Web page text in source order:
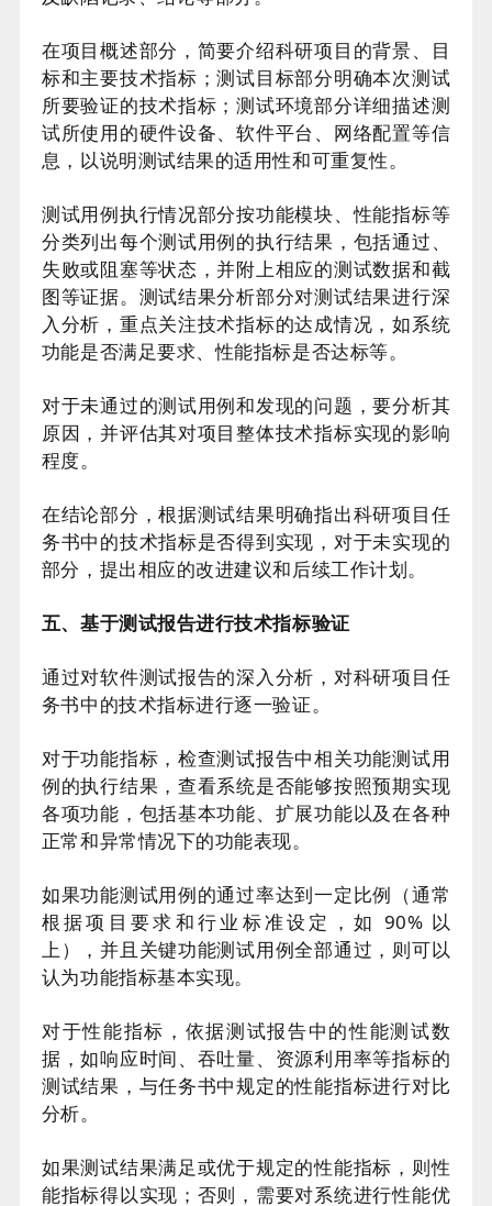
在项目概述部分，简要介绍科研项目的背景、目
标和主要技术指标；测试目标部分明确本次测试
所要验证的技术指标；测试环境部分详细描述测
试所使用的硬件设备、软件平台、网络配置等信
息，以说明测试结果的适用性和可重复性。
测试用例执行情况部分按功能模块、性能指标等
分类列出每个测试用例的执行结果，包括通过、
失败或阻塞等状态，并附上相应的测试数据和截
图等证据。测试结果分析部分对测试结果进行深
入分析，重点关注技术指标的达成情况，如系统
功能是否满足要求、性能指标是否达标等。
对于未通过的测试用例和发现的问题，要分析其
原因，并评估其对项目整体技术指标实现的影响
程度。
在结论部分，根据测试结果明确指出科研项目任
务书中的技术指标是否得到实现，对于未实现的
部分，提出相应的改进建议和后续工作计划。
五、基于测试报告进行技术指标验证
通过对软件测试报告的深入分析，对科研项目任
务书中的技术指标进行逐一验证。
对于功能指标，检查测试报告中相关功能测试用
例的执行结果，查看系统是否能够按照预期实现
各项功能，包括基本功能、扩展功能以及在各种
正常和异常情况下的功能表现。
如果功能测试用例的通过率达到一定比例（通常
根据项目要求和行业标准设定，如 90% 以
上），并且关键功能测试用例全部通过，则可以
认为功能指标基本实现。
对于性能指标，依据测试报告中的性能测试数
据，如响应时间、吞吐量、资源利用率等指标的
测试结果，与任务书中规定的性能指标进行对比
分析。
如果测试结果满足或优于规定的性能指标，则性
能指标得以实现；否则，需要对系统进行性能优